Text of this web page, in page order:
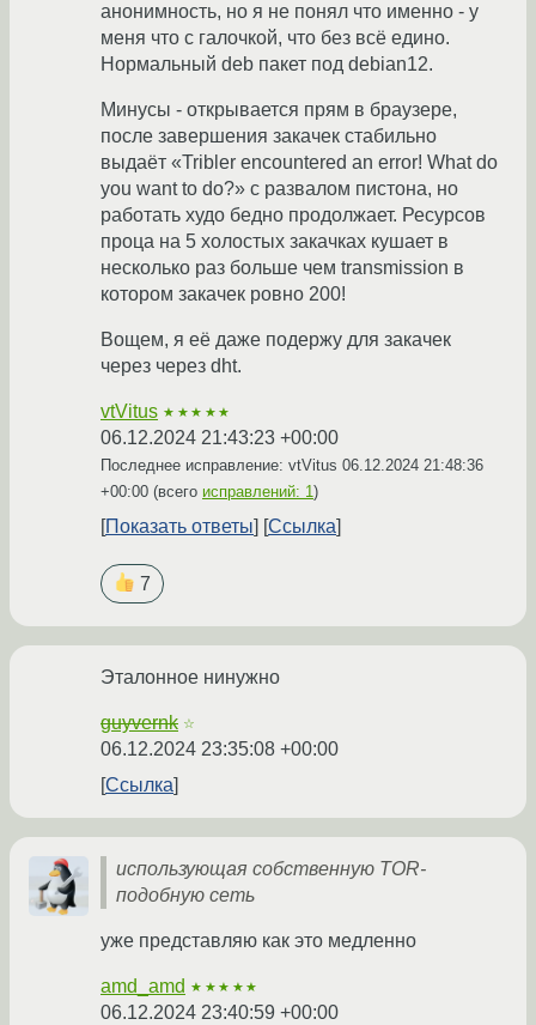
анонимность, но я не понял что именно - у
меня что с галочкой, что без всё едино.
Нормальный deb пакет под debian12.
Минусы - открывается прям в браузере,
после завершения закачек стабильно
выдаёт «Tribler encountered an error! What do
you want to do?» с развалом пистона, но
работать худо бедно продолжает. Ресурсов
проца на 5 холостых закачках кушает в
несколько раз больше чем transmission в
котором закачек ровно 200!
Вощем, я её даже подержу для закачек
через через dht.
vtVitus ★★★★★
06.12.2024 21:43:23 +00:00
Последнее исправление: vtVitus 06.12.2024 21:48:36
+00:00 (всего исправлений: 1)
Показать ответы Ссылка
7
Эталонное нинужно
guyvernk ☆
06.12.2024 23:35:08 +00:00
Ссылка
использующая собственную TOR-
подобную сеть
уже представляю как это медленно
amd_amd ★★★★★
06.12.2024 23:40:59 +00:00